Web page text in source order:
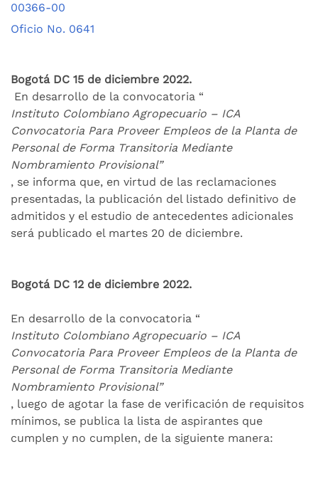
00366-00
Oficio No. 0641
Bogotá DC 15 de diciembre 2022.
En desarrollo de la convocatoria “
Instituto Colombiano Agropecuario – ICA
Convocatoria Para Proveer Empleos de la Planta de
Personal de Forma Transitoria Mediante
Nombramiento Provisional”
, se informa que, en virtud de las reclamaciones
presentadas, la publicación del listado definitivo de
admitidos y el estudio de antecedentes adicionales
será publicado el martes 20 de diciembre.
Bogotá DC 12 de diciembre 2022.
En desarrollo de la convocatoria “
Instituto Colombiano Agropecuario – ICA
Convocatoria Para Proveer Empleos de la Planta de
Personal de Forma Transitoria Mediante
Nombramiento Provisional”
, luego de agotar la fase de verificación de requisitos
mínimos, se publica la lista de aspirantes que
cumplen y no cumplen, de la siguiente manera: